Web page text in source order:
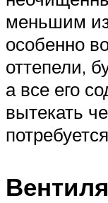
меньшим
особенно
оттепели,
а все его
вытекать